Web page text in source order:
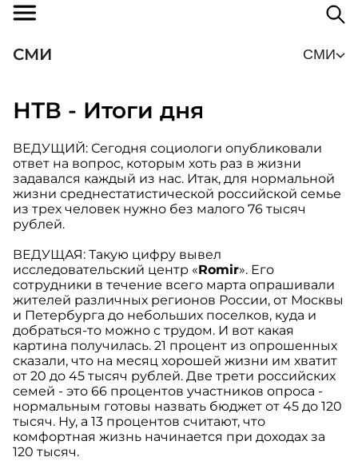
СМИ СМИ
НТВ - Итоги дня
ВЕДУЩИЙ: Сегодня социологи опубликовали
ответ на вопрос, которым хоть раз в жизни
задавался каждый из нас. Итак, для нормальной
жизни среднестатистической российской семье
из трех человек нужно без малого 76 тысяч
рублей.
ВЕДУЩАЯ: Такую цифру вывел
исследовательский центр «Romir». Его
сотрудники в течение всего марта опрашивали
жителей различных регионов России, от Москвы
и Петербурга до небольших поселков, куда и
добраться-то можно с трудом. И вот какая
картина получилась. 21 процент из опрошенных
сказали, что на месяц хорошей жизни им хватит
от 20 до 45 тысяч рублей. Две трети российских
семей - это 66 процентов участников опроса -
нормальным готовы назвать бюджет от 45 до 120
тысяч. Ну, а 13 процентов считают, что
комфортная жизнь начинается при доходах за
120 тысяч.